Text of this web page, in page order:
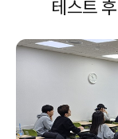
테스트